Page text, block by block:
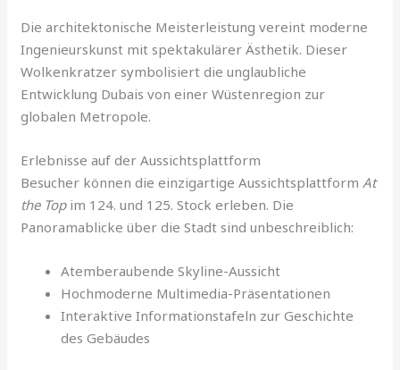
Die architektonische Meisterleistung vereint moderne
Ingenieurskunst mit spektakulärer Ästhetik. Dieser
Wolkenkratzer symbolisiert die unglaubliche
Entwicklung Dubais von einer Wüstenregion zur
globalen Metropole.
Erlebnisse auf der Aussichtsplattform
Besucher können die einzigartige AussichtsplattformAt
the Topim 124. und 125. Stock erleben. Die
Panoramablicke über die Stadt sind unbeschreiblich:
Atemberaubende Skyline-Aussicht
Hochmoderne Multimedia-Präsentationen
Interaktive Informationstafeln zur Geschichte
des Gebäudes